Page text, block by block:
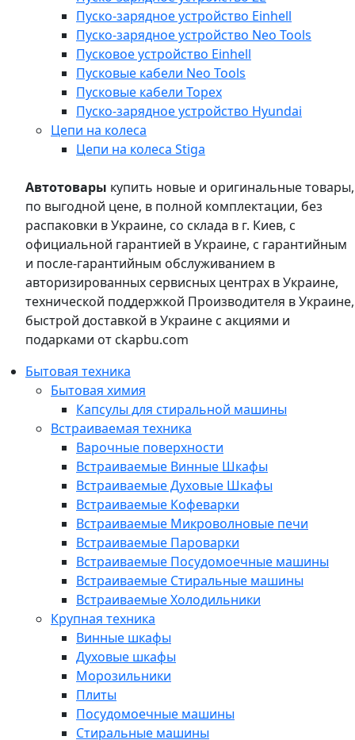
Пуско-зарядное устройство Einhell
Пуско-зарядное устройство Neo Tools
Пусковое устройство Einhell
Пусковые кабели Neo Tools
Пусковые кабели Topex
Пуско-зарядное устройство Hyundai
Цепи на колеса
Цепи на колеса Stiga
Автотовары купить новые и оригинальные товары,
по выгодной цене, в полной комплектации, без
распаковки в Украине, со склада в г. Киев, с
официальной гарантией в Украине, с гарантийным
и после-гарантийным обслуживанием в
авторизированных сервисных центрах в Украине,
технической поддержкой Производителя в Украине,
быстрой доставкой в Украине с акциями и
подарками от ckapbu.com
Бытовая техника
Бытовая химия
Капсулы для стиральной машины
Встраиваемая техника
Варочные поверхности
Встраиваемые Винные Шкафы
Встраиваемые Духовые Шкафы
Встраиваемые Кофеварки
Встраиваемые Микроволновые печи
Встраиваемые Пароварки
Встраиваемые Посудомоечные машины
Встраиваемые Стиральные машины
Встраиваемые Холодильники
Крупная техника
Винные шкафы
Духовые шкафы
Морозильники
Плиты
Посудомоечные машины
Стиральные машины